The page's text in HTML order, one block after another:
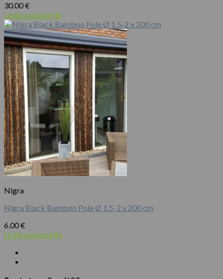
30.00€
Lisää ostoskoriin
Nigra
Nigra Black Bamboo Pole Ø 1.5-2 x 200 cm
6.00€
Lisää ostoskoriin